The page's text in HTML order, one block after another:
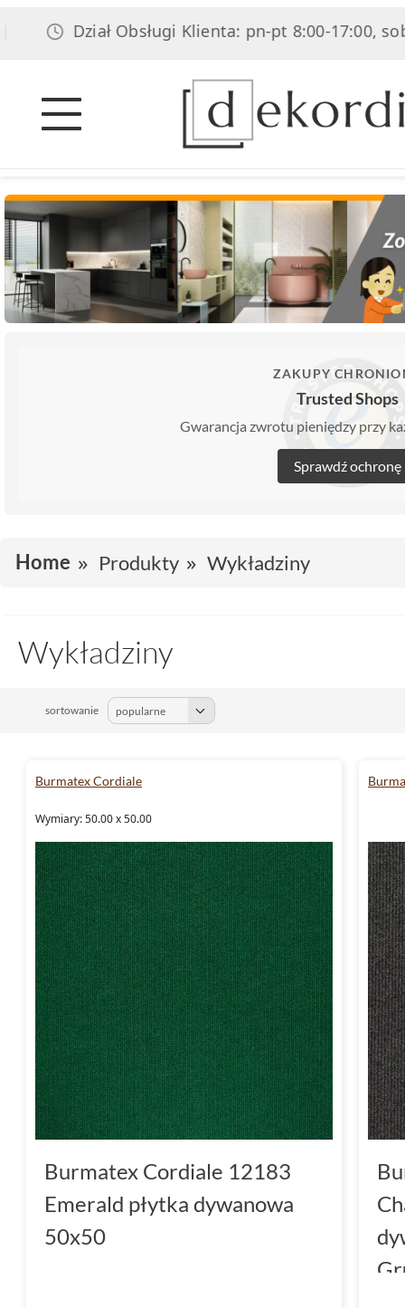
Dział Obsługi Klienta: pn-pt 8:00-17:00, sob
ZAKUPY
Trusted Shops
Gwarancja zwrotu pieniędzy przy
Sprawdź ochronę
Home Produkty Wykładziny
Wykładziny
sortowanie
Burmatex Cordiale
Wymiary: 50.00 x 50.00
Burmatex Cordiale 12183
Emerald płytka dywanowa
50x50